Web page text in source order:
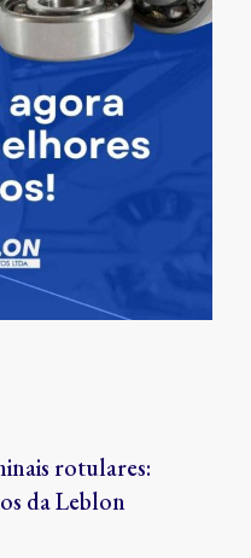
rotulares:
da Leblon